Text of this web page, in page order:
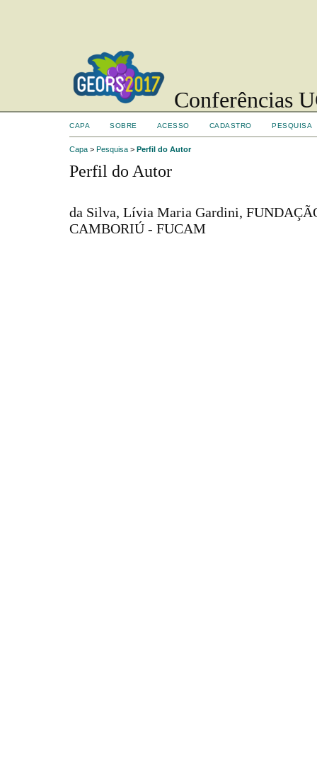
Conferências
CAPA SOBRE ACESSO CADASTRO PESQUISA
Capa > Pesquisa > Perfil do Autor
Perfil do Autor
da Silva, Lívia Maria Gardini,
CAMBORIÚ - FUCAM